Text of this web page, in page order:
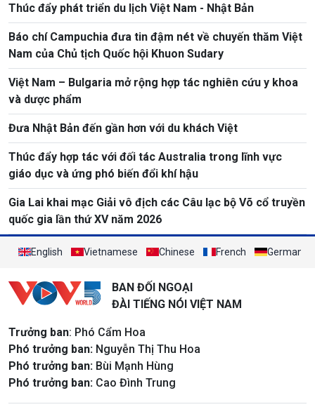
Thúc đẩy phát triển du lịch Việt Nam - Nhật Bản
Báo chí Campuchia đưa tin đậm nét về chuyến thăm Việt
Nam của Chủ tịch Quốc hội Khuon Sudary
Việt Nam – Bulgaria mở rộng hợp tác nghiên cứu y khoa
và dược phẩm
Đưa Nhật Bản đến gần hơn với du khách Việt
Thúc đẩy hợp tác với đối tác Australia trong lĩnh vực
giáo dục và ứng phó biến đổi khí hậu
Gia Lai khai mạc Giải vô địch các Câu lạc bộ Võ cổ truyền
quốc gia lần thứ XV năm 2026
English Vietnamese Chinese French German
BAN ĐỐI NGOẠI
ĐÀI TIẾNG NÓI VIỆT NAM
Trưởng ban: Phó Cẩm Hoa
Phó trưởng ban: Nguyễn Thị Thu Hoa
Phó trưởng ban: Bùi Mạnh Hùng
Phó trưởng ban: Cao Đình Trung